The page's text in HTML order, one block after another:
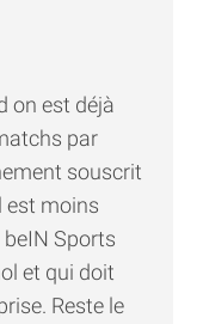
on est déjà
par
souscrit
est moins
Sports
et qui doit
Reste le